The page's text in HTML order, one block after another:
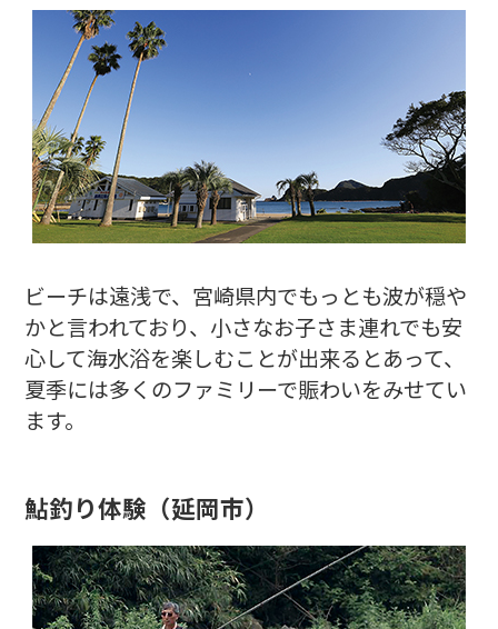
ビーチは遠浅で、宮崎県内でもっとも波が穏や
かと言われており、小さなお子さま連れでも安
心して海水浴を楽しむことが出来るとあって、
夏季には多くのファミリーで賑わいをみせてい
ます。
鮎釣り体験 （延岡市）